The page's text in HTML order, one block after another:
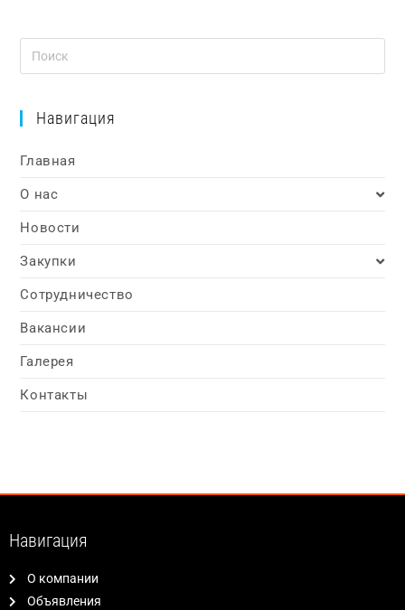
Навигация
Главная
О нас
Новости
Закупки
Сотрудничество
Вакансии
Галерея
Контакты
Навигация
О компании
Объявления